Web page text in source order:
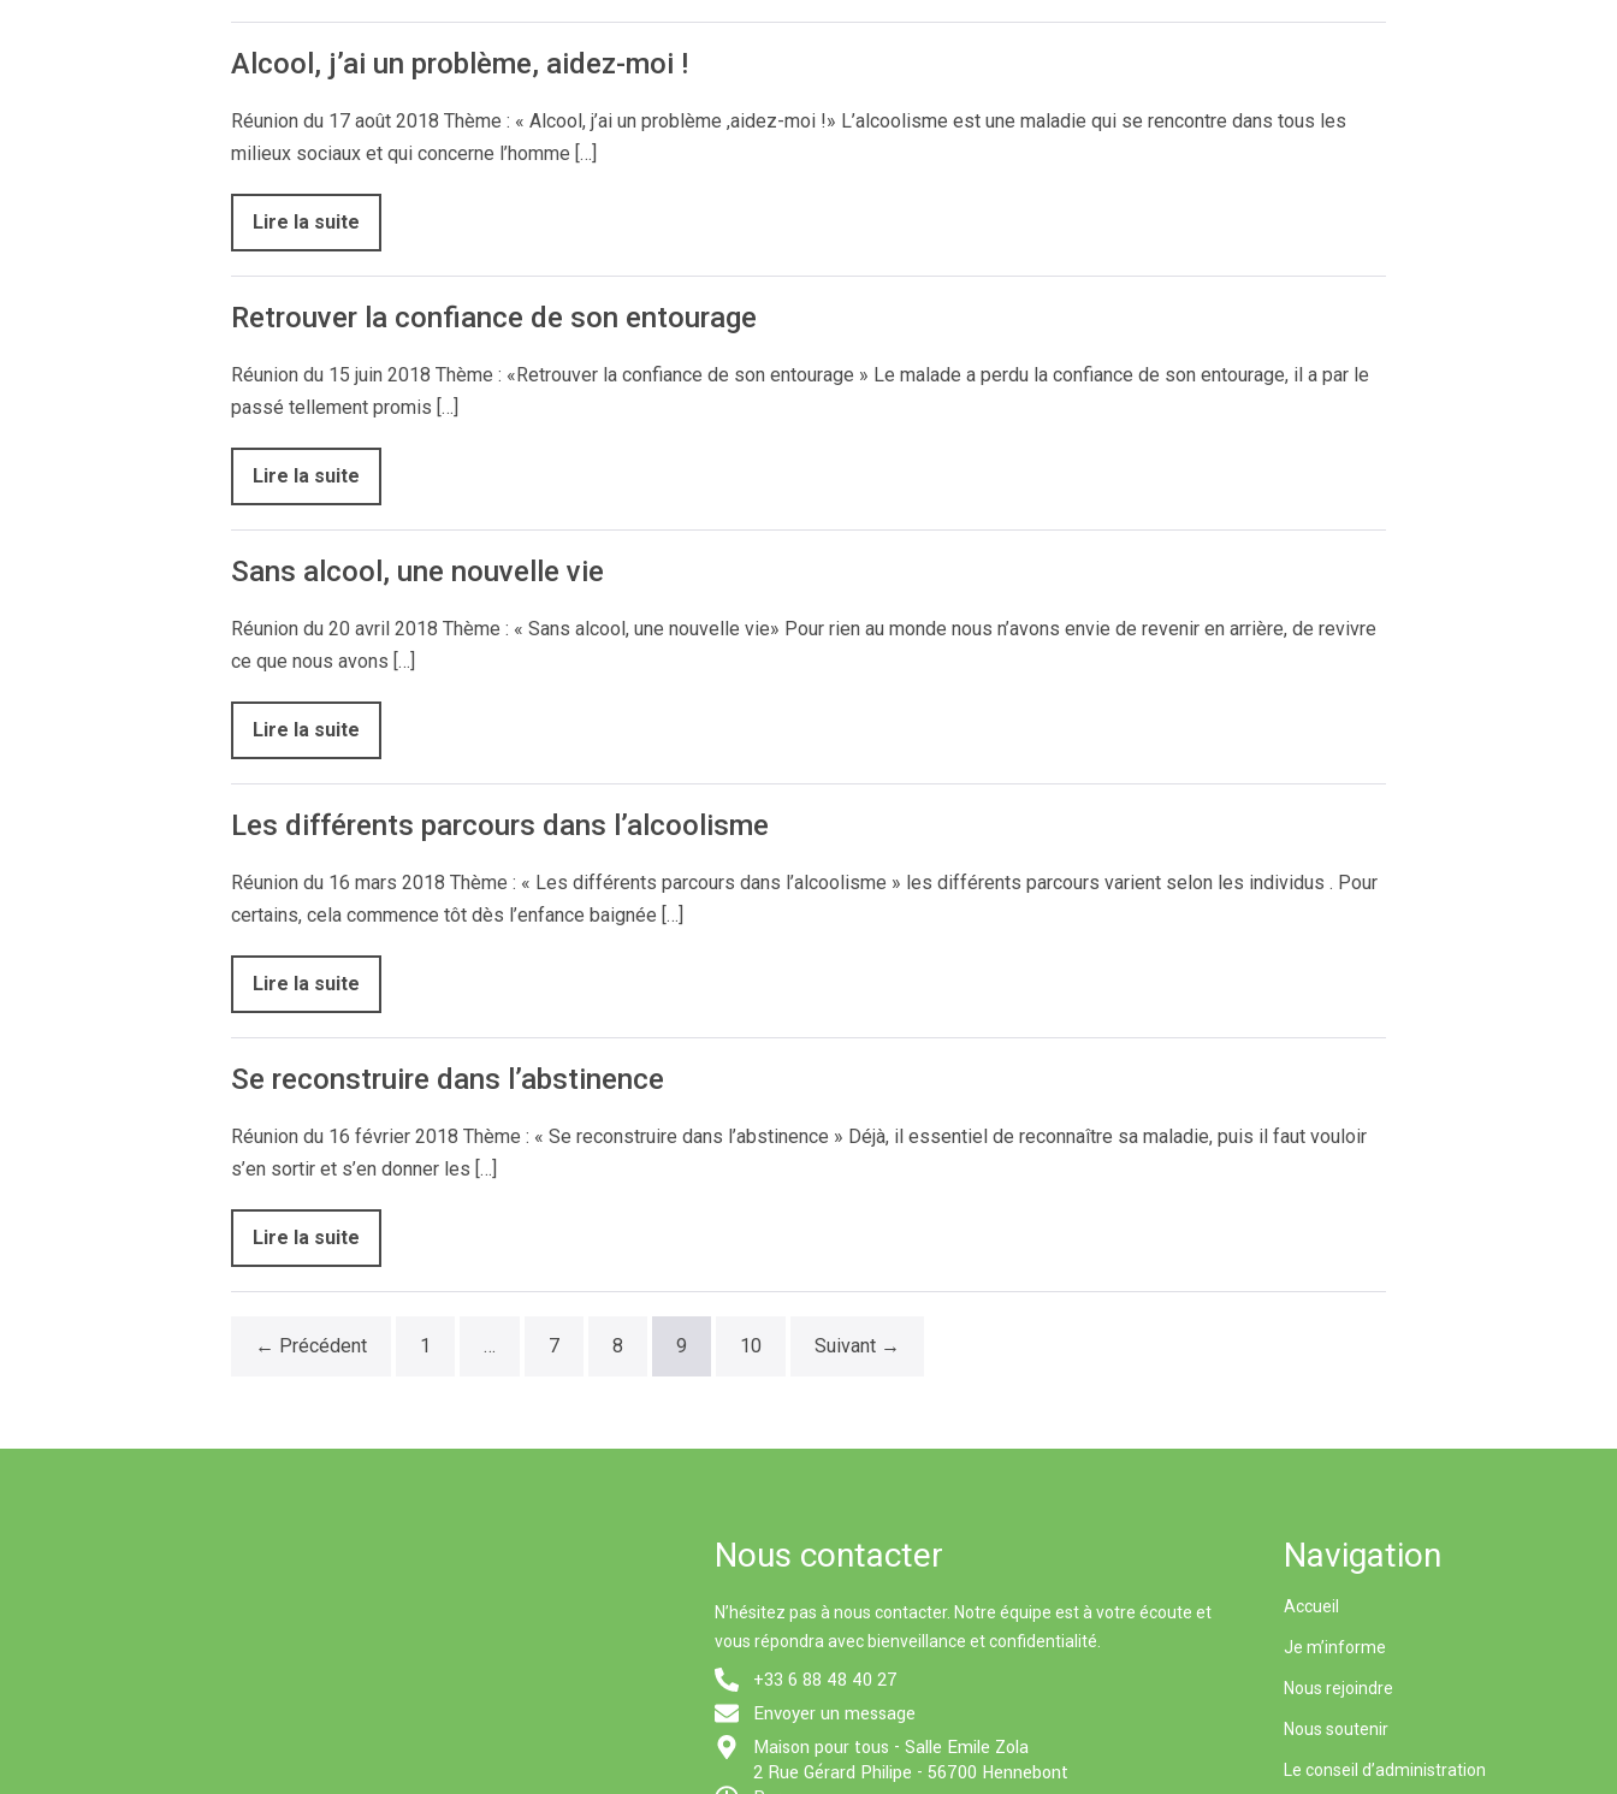
Alcool, j’ai un problème, aidez-moi !
Réunion du 17 août 2018 Thème : « Alcool, j’ai un problème ,aidez-moi !» L’alcoolisme est une maladie qui se rencontre dans tous les
milieux sociaux et qui concerne l’homme […]
Lire la suite
Retrouver la confiance de son entourage
Réunion du 15 juin 2018 Thème : «Retrouver la confiance de son entourage » Le malade a perdu la confiance de son entourage, il a par le
passé tellement promis […]
Lire la suite
Sans alcool, une nouvelle vie
Réunion du 20 avril 2018 Thème : « Sans alcool, une nouvelle vie» Pour rien au monde nous n’avons envie de revenir en arrière, de revivre
ce que nous avons […]
Lire la suite
Les différents parcours dans l’alcoolisme
Réunion du 16 mars 2018 Thème : « Les différents parcours dans l’alcoolisme » les différents parcours varient selon les individus . Pour
certains, cela commence tôt dès l’enfance baignée […]
Lire la suite
Se reconstruire dans l’abstinence
Réunion du 16 février 2018 Thème : « Se reconstruire dans l’abstinence » Déjà, il essentiel de reconnaître sa maladie, puis il faut vouloir
s’en sortir et s’en donner les […]
Lire la suite
← Précédent 1 … 7 8 9 10 Suivant →
Nous contacter
N’hésitez pas à nous contacter. Notre équipe est à votre écoute et
vous répondra avec bienveillance et confidentialité.
+33 6 88 48 40 27
Envoyer un message
Maison pour tous - Salle Emile Zola
2 Rue Gérard Philipe - 56700 Hennebont
Navigation
Accueil
Je m’informe
Nous rejoindre
Nous soutenir
Le conseil d’administration